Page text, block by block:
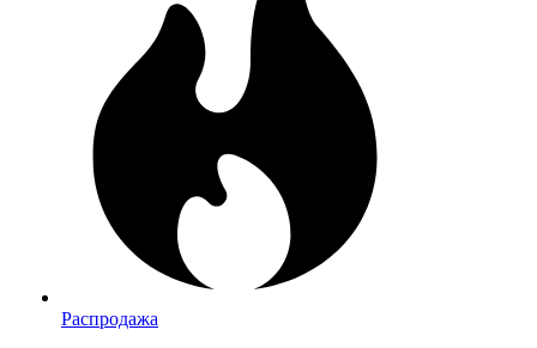
Распродажа